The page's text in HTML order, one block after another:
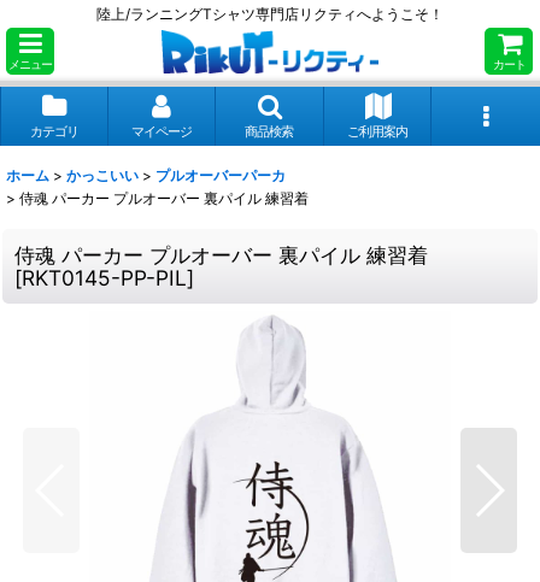
陸上/ランニングTシャツ専門店リクティへようこそ！
メニュー カート
カテゴリ マイページ 商品検索 ご利用案内
ホーム > かっこいい > プルオーバーパーカ
> 侍魂 パーカー プルオーバー 裏パイル 練習着
侍魂 パーカー プルオーバー 裏パイル 練習着
[RKT0145-PP-PIL]